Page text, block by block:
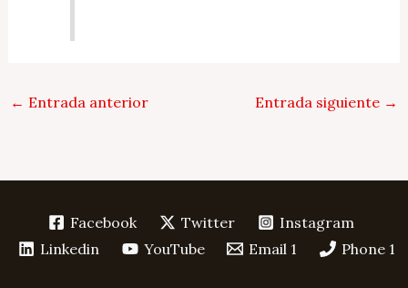
← Entrada anterior Entrada siguiente →
Facebook Twitter
Instagram
Linkedin
YouTube Email 1 Phone 1